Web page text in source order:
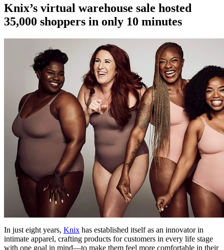
Knix’s virtual warehouse sale hosted
35,000 shoppers in only 10 minutes
In just eight years, Knix has established itself as an innovator in
intimate apparel, crafting products for customers in every life stage
with one goal in mind—to make them feel more comfortable in their